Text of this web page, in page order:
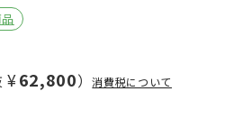
¥62,800）消費税について